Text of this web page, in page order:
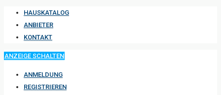
HAUSKATALOG
ANBIETER
KONTAKT
ANZEIGE SCHALTEN
ANMELDUNG
REGISTRIEREN